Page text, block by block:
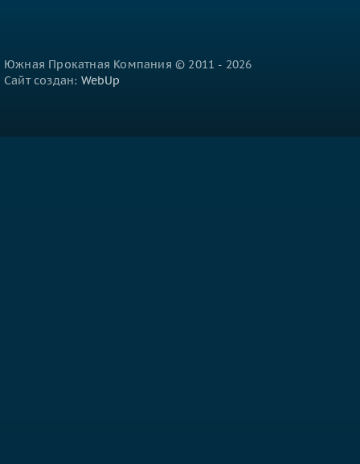
Южная Прокатная Компания © 2011 - 2026
Сайт создан: WebUp